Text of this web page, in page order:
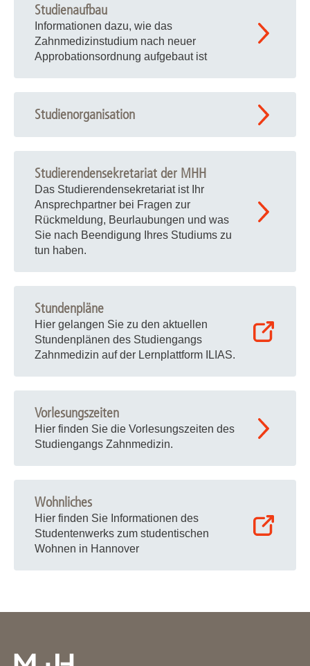
Studienaufbau
Informationen dazu, wie das
Zahnmedizinstudium nach neuer
Approbationsordnung aufgebaut ist
Studienorganisation
Studierendensekretariat der MHH
Das Studierendensekretariat ist Ihr
Ansprechpartner bei Fragen zur
Rückmeldung, Beurlaubungen und was
Sie nach Beendigung Ihres Studiums zu
tun haben.
Stundenpläne
Hier gelangen Sie zu den aktuellen
Stundenplänen des Studiengangs
Zahnmedizin auf der Lernplattform ILIAS.
Vorlesungszeiten
Hier finden Sie die Vorlesungszeiten des
Studiengangs Zahnmedizin.
Wohnliches
Hier finden Sie Informationen des
Studentenwerks zum studentischen
Wohnen in Hannover